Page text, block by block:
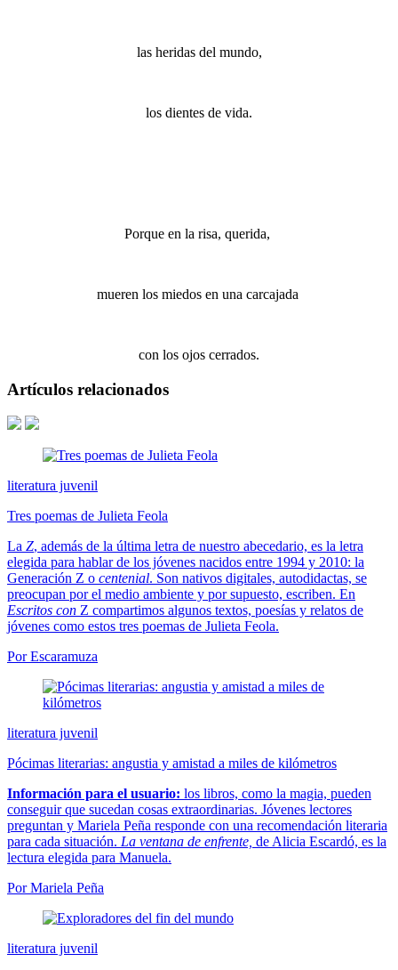
las heridas del mundo,
los dientes de vida.
Porque en la risa, querida,
mueren los miedos en una carcajada
con los ojos cerrados.
Artículos relacionados
literatura juvenil
Tres poemas de Julieta Feola
La Z, además de la última letra de nuestro abecedario, es la letra
elegida para hablar de los jóvenes nacidos entre 1994 y 2010: la
Generación Z o centenial. Son nativos digitales, autodidactas, se
preocupan por el medio ambiente y por supuesto, escriben. En
Escritos con Z compartimos algunos textos, poesías y relatos de
jóvenes como estos tres poemas de Julieta Feola.
Por Escaramuza
literatura juvenil
Pócimas literarias: angustia y amistad a miles de kilómetros
Información para el usuario: los libros, como la magia, pueden
conseguir que sucedan cosas extraordinarias. Jóvenes lectores
preguntan y Mariela Peña responde con una recomendación literaria
para cada situación. La ventana de enfrente, de Alicia Escardó, es la
lectura elegida para Manuela.
Por Mariela Peña
literatura juvenil